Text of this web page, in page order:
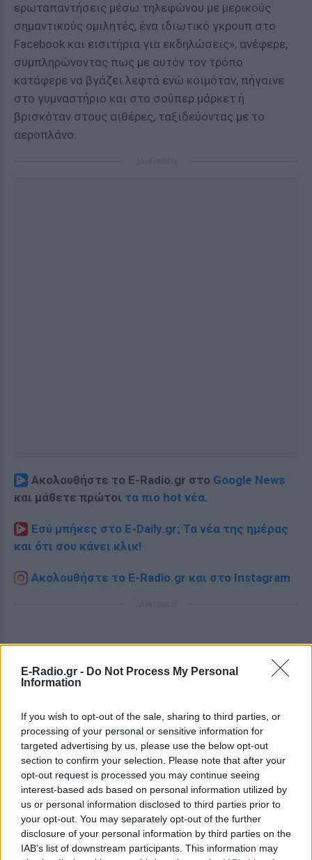
E-Radio.gr - Do Not Process My Personal
Information
If you wish to opt-out of the sale, sharing to third parties, or
processing of your personal or sensitive information for
targeted advertising by us, please use the below opt-out
section to confirm your selection. Please note that after your
opt-out request is processed you may continue seeing
interest-based ads based on personal information utilized by
us or personal information disclosed to third parties prior to
your opt-out. You may separately opt-out of the further
disclosure of your personal information by third parties on the
IAB’s list of downstream participants. This information may
ερωταπαντήσεις μέσω τηλεφώνου με μερικούς
σημαντικούς ομιλητές, ένα ιδιωτικό γκρουπ στο
Facebook και εισιτήρια για εκδηλώσεις», ανέφερε,
συμπληρώνοντας πως με αυτόν τον τρόπο
κατάφερε να βγάζει λεφτά ενώ κοιμόταν, πήγαινε
στο γυμναστήριο και στο σούπερ μάρκετ ή
βρισκόταν στους αιθέρες, ταξιδεύοντας με το
αεροπλάνο.
Ακολουθήστε το E-Radio.gr στο Google News
και μάθετε πρώτοι τα πιο hot νέα.
Εσύ μπήκες στο E-Daily.gr; Τα νέα της ημέρας
και ότι σου κάνει κλικ!
Ακολουθήστε το E-Radio.gr και στο Instagram